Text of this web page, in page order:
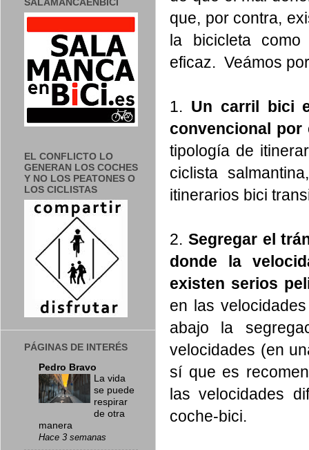
que, por contra,
la bicicleta como
eficaz. Veámos
1. Un carril bici
convencional por
tipología de
ciclista
itinerarios bici
2. Segregar el
donde la
existen serios
en las
abajo la
velocidades (en
sí que es
las velocidades
coche-bici.
EL CONFLICTO LO
GENERAN LOS COCHES
Y NO LOS PEATONES O
LOS CICLISTAS
PÁGINAS DE INTERÉS
Pedro Bravo
La vida
se puede
respirar
de otra
manera
Hace 3 semanas